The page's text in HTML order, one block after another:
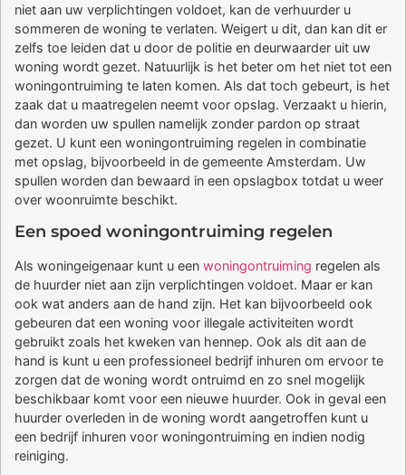
niet aan uw verplichtingen voldoet, kan de verhuurder u
sommeren de woning te verlaten. Weigert u dit, dan kan dit er
zelfs toe leiden dat u door de politie en deurwaarder uit uw
woning wordt gezet. Natuurlijk is het beter om het niet tot een
woningontruiming te laten komen. Als dat toch gebeurt, is het
zaak dat u maatregelen neemt voor opslag. Verzaakt u hierin,
dan worden uw spullen namelijk zonder pardon op straat
gezet. U kunt een woningontruiming regelen in combinatie
met opslag, bijvoorbeeld in de gemeente Amsterdam. Uw
spullen worden dan bewaard in een opslagbox totdat u weer
over woonruimte beschikt.
Een spoed woningontruiming regelen
Als woningeigenaar kunt u een woningontruiming regelen als
de huurder niet aan zijn verplichtingen voldoet. Maar er kan
ook wat anders aan de hand zijn. Het kan bijvoorbeeld ook
gebeuren dat een woning voor illegale activiteiten wordt
gebruikt zoals het kweken van hennep. Ook als dit aan de
hand is kunt u een professioneel bedrijf inhuren om ervoor te
zorgen dat de woning wordt ontruimd en zo snel mogelijk
beschikbaar komt voor een nieuwe huurder. Ook in geval een
huurder overleden in de woning wordt aangetroffen kunt u
een bedrijf inhuren voor woningontruiming en indien nodig
reiniging.